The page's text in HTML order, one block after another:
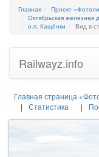
Главная Проект
Октябрьская железная
о.п. Кащёнки
Вид в
Railwayz.info
Главная страница
Статистика